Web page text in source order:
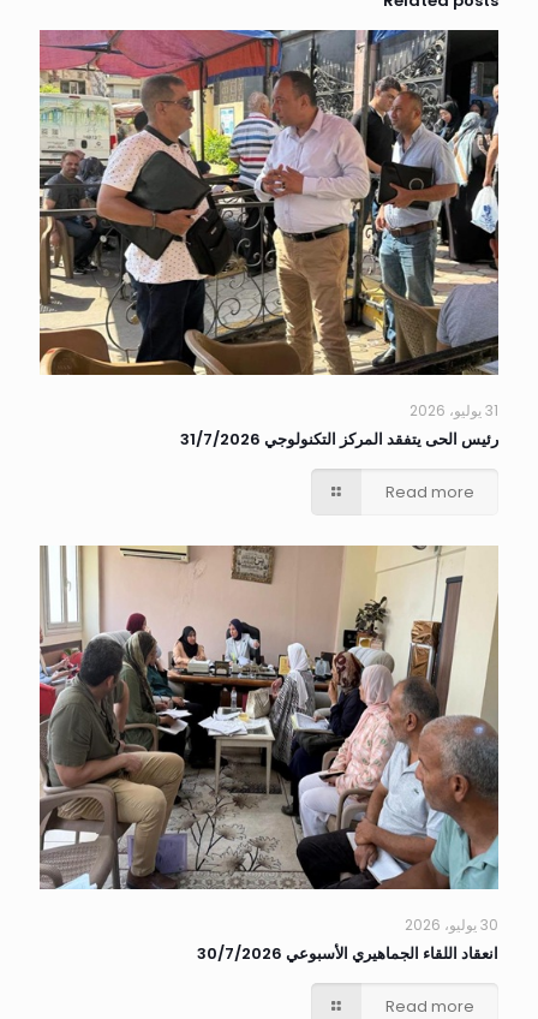
31 يوليو، 2026
رئيس الحى يتفقد المركز التكنولوجي 31/7/2026
Read more
30 يوليو، 2026
انعقاد اللقاء الجماهيري الأسبوعي 30/7/2026
Read more